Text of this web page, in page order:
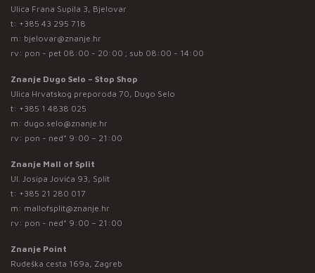
Ulica Frana Supila 3, Bjelovar
t: +385 43 295 718
m: bjelovar@znanje.hr
rv: pon - pet 08:00 - 20:00 ; sub 08:00 - 14:00
Znanje Dugo Selo – Stop Shop
Ulica Hrvatskog preporoda 70, Dugo Selo
t: +385 1 4838 025
m: dugo.selo@znanje.hr
rv: pon - ned* 9:00 – 21:00
Znanje Mall of Split
Ul. Josipa Jovića 93, Split
t: +385 21 280 017
m: mallofsplit@znanje.hr
rv: pon - ned* 9:00 – 21:00
Znanje Point
Rudeška cesta 169a, Zagreb